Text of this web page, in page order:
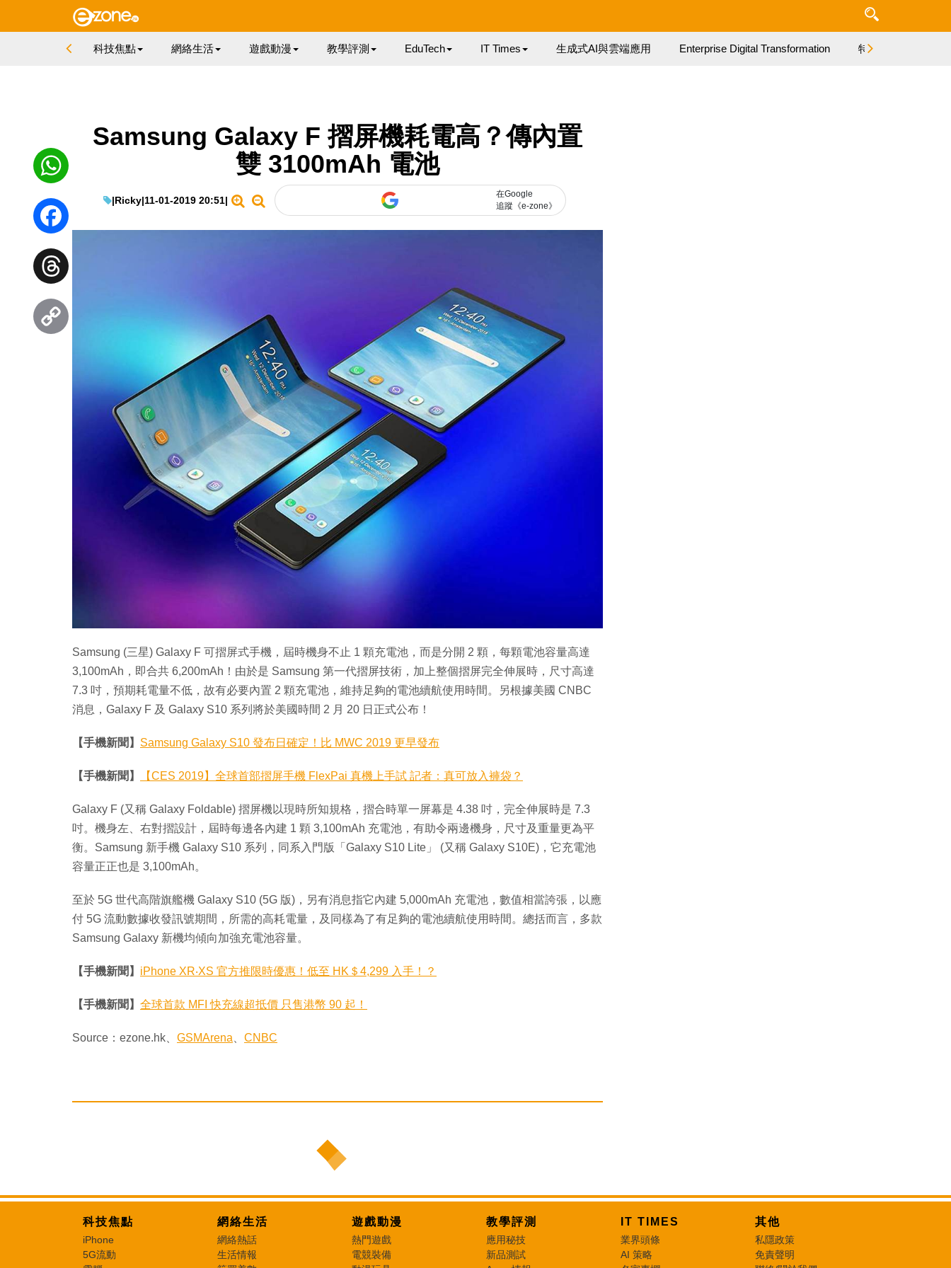
科技焦點 網絡生活 遊戲動漫 教學評測 EduTech IT Times 生成式AI與雲端應用 Enterprise Digital Transformation 特集
Samsung Galaxy F 摺屏機耗電高？傳內置
雙 3100mAh 電池
|Ricky|11-01-2019 20:51|
在Google
追蹤《e-zone》
Samsung (三星) Galaxy F 可摺屏式手機，屆時機身不止 1 顆充電池，而是分開 2 顆，每顆電池容量高達
3,100mAh，即合共 6,200mAh！由於是 Samsung 第一代摺屏技術，加上整個摺屏完全伸展時，尺寸高達
7.3 吋，預期耗電量不低，故有必要內置 2 顆充電池，維持足夠的電池續航使用時間。另根據美國 CNBC
消息，Galaxy F 及 Galaxy S10 系列將於美國時間 2 月 20 日正式公布！
【手機新聞】 Samsung Galaxy S10 發布日確定！比 MWC 2019 更早發布
【手機新聞】 【CES 2019】全球首部摺屏手機 FlexPai 真機上手試 記者：真可放入褲袋？
Galaxy F (又稱 Galaxy Foldable) 摺屏機以現時所知規格，摺合時單一屏幕是 4.38 吋，完全伸展時是 7.3
吋。機身左、右對摺設計，屆時每邊各內建 1 顆 3,100mAh 充電池，有助令兩邊機身，尺寸及重量更為平
衡。Samsung 新手機 Galaxy S10 系列，同系入門版「Galaxy S10 Lite」 (又稱 Galaxy S10E)，它充電池
容量正正也是 3,100mAh。
至於 5G 世代高階旗艦機 Galaxy S10 (5G 版)，另有消息指它內建 5,000mAh 充電池，數值相當誇張，以應
付 5G 流動數據收發訊號期間，所需的高耗電量，及同樣為了有足夠的電池續航使用時間。總括而言，多款
Samsung Galaxy 新機均傾向加強充電池容量。
【手機新聞】 iPhone XR‧XS 官方推限時優惠！低至 HK＄4,299 入手！？
【手機新聞】 全球首款 MFI 快充線超抵價 只售港幣 90 起！
Source：ezone.hk、 GSMArena CNBC
WhatsApp
Facebook
Threads
科技焦點
iPhone
5G流動
網絡生活
網絡熱話
生活情報
遊戲動漫
熱門遊戲
電競裝備
教學評測
應用秘技
新品測試
IT TIMES
業界頭條
AI 策略
其他
私隱政策
免責聲明